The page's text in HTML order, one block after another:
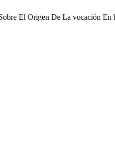
El Origen De La vocación En